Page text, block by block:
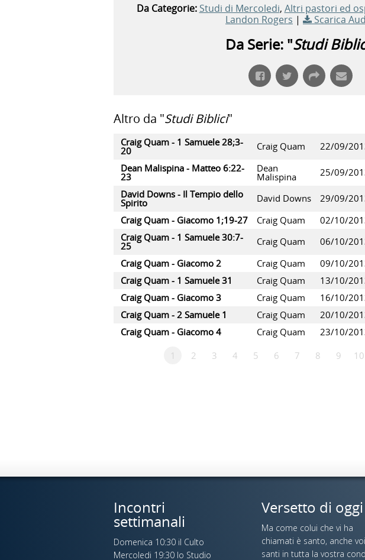
Da Categorie: Studi di Mercoledi, Altri pastori ed
Landon Rogers | Scarica
Da Serie: "Studi
Altro da "Studi Biblici"
Craig Quam - 1 Samuele 28;3-
20 Craig Quam 22/09/
Dean Malispina - Matteo 6:22-
23
Dean
Malispina 25/09/
David Downs - Il Tempio dello
Spirito David Downs 29/09/
Craig Quam - Giacomo 1;19-27
Craig Quam 02/10/
Craig Quam - 1 Samuele 30:7-
25 Craig Quam 06/10/
Craig Quam - Giacomo 2
Craig Quam 09/10/
Craig Quam - 1 Samuele 31
Craig Quam 13/10/
Craig Quam - Giacomo 3
Craig Quam 16/10/
Craig Quam - 2 Samuele 1
Craig Quam 20/10/
Craig Quam - Giacomo 4
Craig Quam 23/10/
1
2 3 4 5 6 7 8 9 10
Incontri
settimanali
Domenica 10:30 il Culto
Mercoledi 19:30 lo Studio
Versetto di oggi
Ma come colui che vi ha
chiamati è santo, anche
santi in tutta la vostra